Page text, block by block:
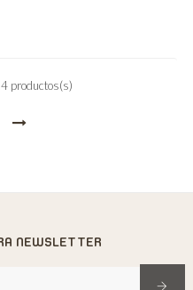
productos(s)
NEWSLETTER